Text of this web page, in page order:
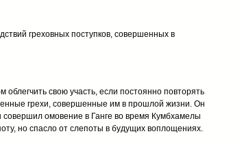
греховных поступков, совершенных в
свою участь, если постоянно повторять
грехи, совершенные им в прошлой жизни. Он
омовение в Ганге во время Кумбхамелы
но спасло от слепоты в будущих воплощениях.